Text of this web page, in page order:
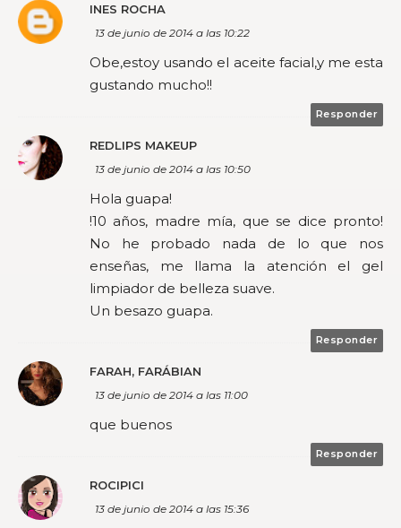
INES ROCHA
13 de junio de 2014 a las 10:22
Obe,estoy usando el aceite facial,y me esta
gustando mucho!!
Responder
REDLIPS MAKEUP
13 de junio de 2014 a las 10:50
Hola guapa!
!10 años, madre mía, que se dice pronto!
No he probado nada de lo que nos
enseñas, me llama la atención el gel
limpiador de belleza suave.
Un besazo guapa.
Responder
FARAH, FARÁBIAN
13 de junio de 2014 a las 11:00
que buenos
Responder
ROCIPICI
13 de junio de 2014 a las 15:36